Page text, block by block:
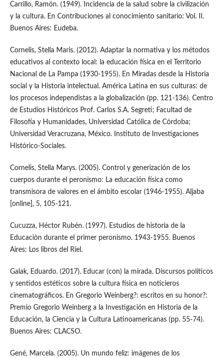
Carrillo, Ramón. (1949). Incidencia de la salud sobre la civilización
y la cultura. En Contribuciones al conocimiento sanitario: Vol. II.
Buenos Aires: Eudeba.
Cornelis, Stella Maris. (2012). Adaptar la normativa y los métodos
educativos al contexto local: la educación física en el Territorio
Nacional de La Pampa (1930-1955). En Miradas desde la Historia
social y la Historia intelectual. América Latina en sus culturas: de
los procesos independistas a la globalización (pp. 121-136). Centro
de Estudios Históricos Prof. Carlos S.A. Segreti; Facultad de
Filosofía y Humanidades, Universidad Católica de Córdoba;
Universidad Veracruzana, México. Instituto de Investigaciones
Histórico-Sociales.
Cornelis, Stella Marys. (2005). Control y generización de los
cuerpos durante el peronismo: La educación física como
transmisora de valores en el ámbito escolar (1946-1955). Aljaba
[online], 5, 105-121.
Cucuzza, Héctor Rubén. (1997). Estudios de historia de la
Educaciòn durante el primer peronismo. 1943-1955. Buenos
Aires: Los libros del Riel.
Galak, Eduardo. (2017). Educar (con) la mirada. Discursos políticos
y sentidos estéticos sobre la cultura física en noticieros
cinematográficos. En Gregorio Weinberg?: escritos en su honor?:
Premio Gregorio Weinberg a la Investigación en Historia de la
Educación, la Ciencia y la Cultura Latinoamericanas (pp. 55-74).
Buenos Aires: CLACSO.
Gené, Marcela. (2005). Un mundo feliz: imágenes de los